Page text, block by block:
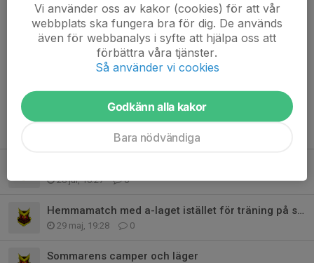
Fotbollshälsningar Tränarna i ÖFK P14 Genom Magnus –
lanner.magnus@gmail.com
28 jul, 10:27 0
Hemmamatch med a-laget istället för träning på söndag
29 maj, 19:28 0
Sommarens camper och läger
Vi använder oss av kakor (cookies) för att vår
webbplats ska fungera bra för dig. De används
även för webbanalys i syfte att hjälpa oss att
förbättra våra tjänster.
Så använder vi cookies
Godkänn alla kakor
Bara nödvändiga